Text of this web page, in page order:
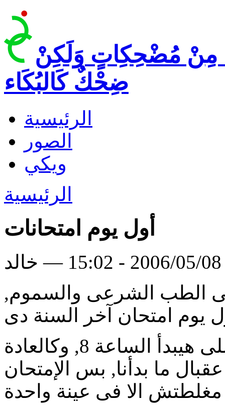
مِنْ مُضْحِكِاتٍ وَلَكِنْ
ضِحْكٌ كَالبُكَاء
الرئيسية
الصور
ويكي
الرئيسية
أول يوم امتحانات
الطب الشرعى والسموم,
يوم امتحان آخر السنة دى
روحت على ان امتحان العملى هيبدأ الساعة 8, وكالعادة
ما بدأنا, بس الإمتحان